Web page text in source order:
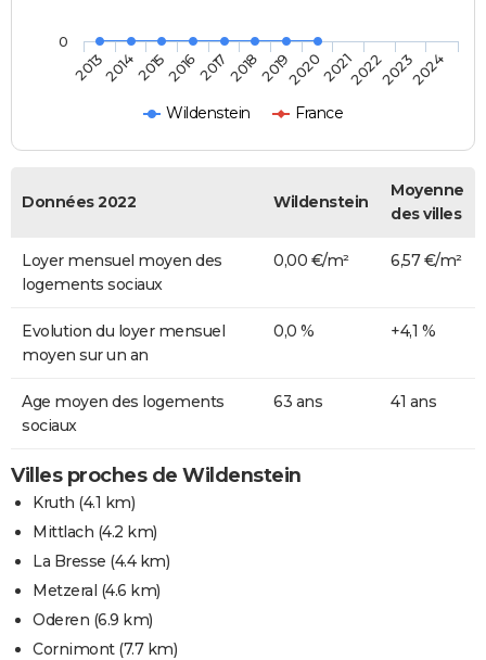
Wildenstein France
201320142015201620172018201920202021202220232024
0
Données 2022 Wildenstein
Moyenne
des villes
Loyer mensuel moyen des
logements sociaux
0,00 €/m² 6,57 €/m²
Evolution du loyer mensuel
moyen sur un an
0,0 % +4,1 %
Age moyen des logements
sociaux
63 ans 41 ans
Villes proches de Wildenstein
Kruth (4.1 km)
Mittlach (4.2 km)
La Bresse (4.4 km)
Metzeral (4.6 km)
Oderen (6.9 km)
Cornimont(7.7 km)